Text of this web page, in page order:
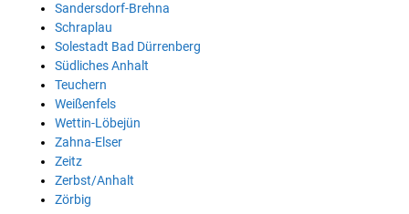
Sandersdorf-Brehna
Schraplau
Solestadt Bad Dürrenberg
Südliches Anhalt
Teuchern
Weißenfels
Wettin-Löbejün
Zahna-Elser
Zeitz
Zerbst/Anhalt
Zörbig